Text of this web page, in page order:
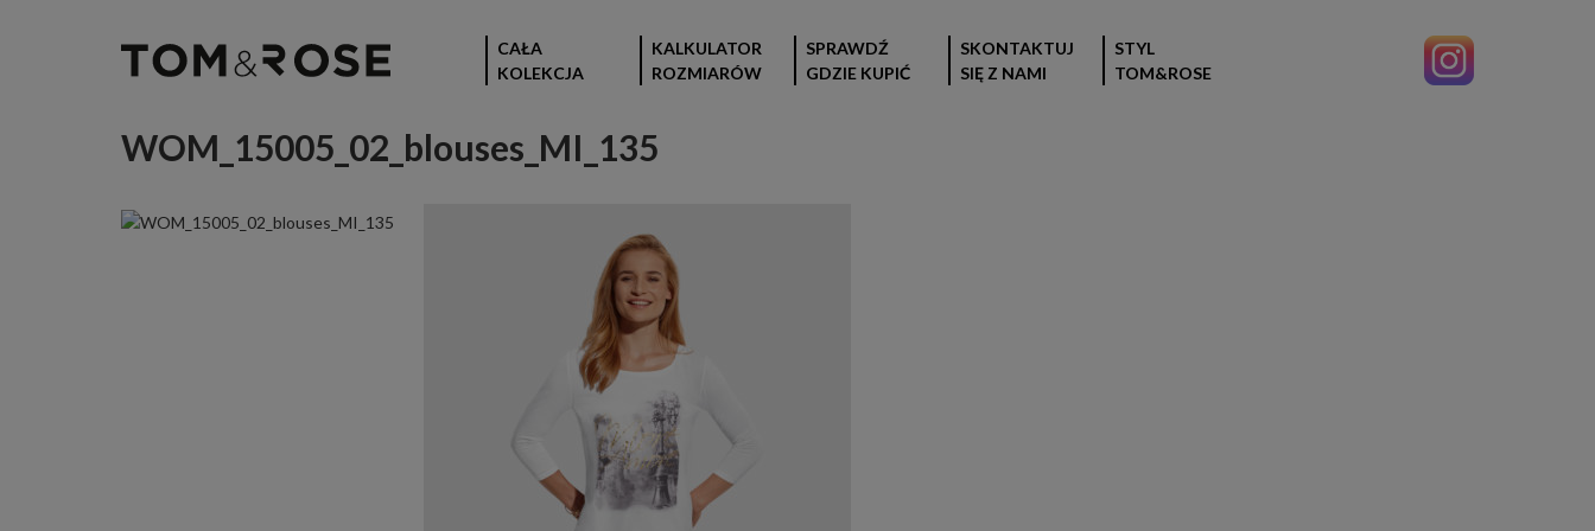
CAŁA
KOLEKCJA
KALKULATOR
ROZMIARÓW
SPRAWDŹ
GDZIE KUPIĆ
SKONTAKTUJ
SIĘ Z NAMI
STYL
TOM&ROSE
WOM_15005_02_blouses_MI_135